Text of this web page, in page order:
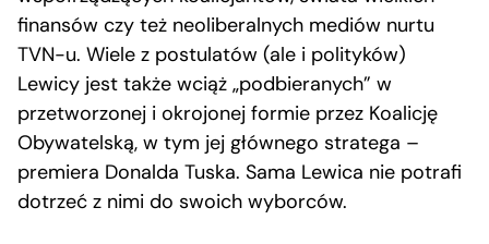
finansów czy też neoliberalnych mediów nurtu
TVN-u. Wiele z postulatów (ale i polityków)
Lewicy jest także wciąż „podbieranych” w
przetworzonej i okrojonej formie przez Koalicję
Obywatelską, w tym jej głównego stratega –
premiera Donalda Tuska. Sama Lewica nie potrafi
dotrzeć z nimi do swoich wyborców.